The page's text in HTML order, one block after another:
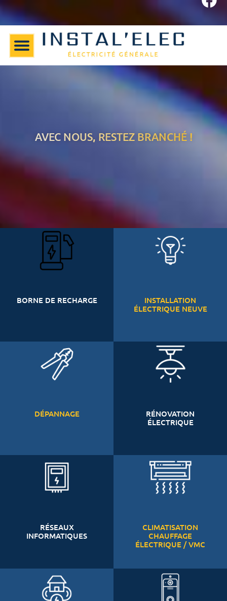
AVEC NOUS, RESTEZ BRANCHÉ !
BORNE DE RECHARGE
INSTALLATION
ÉLECTRIQUE NEUVE
DÉPANNAGE
RÉNOVATION
ÉLECTRIQUE
RÉSEAUX
INFORMATIQUES
CLIMATISATION
CHAUFFAGE
ÉLECTRIQUE / VMC